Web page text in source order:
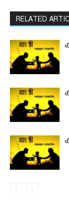
RELATED